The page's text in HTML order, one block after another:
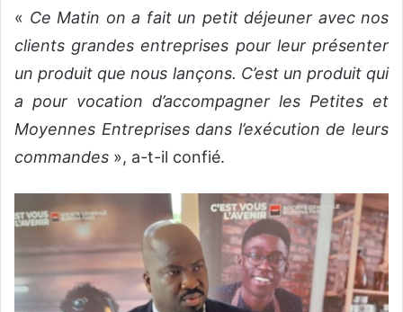
« Ce Matin on a fait un petit déjeuner avec nos
clients grandes entreprises pour leur présenter
un produit que nous lançons. C’est un produit qui
a pour vocation d’accompagner les Petites et
Moyennes Entreprises dans l’exécution de leurs
commandes », a-t-il confié.